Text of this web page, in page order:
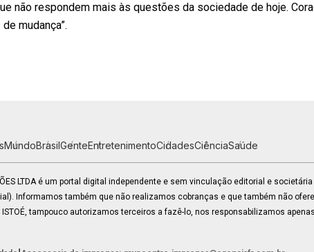
não respondem mais às questões da sociedade de hoje.
mudança”.
MundoBrasilGenteEntretenimentoCidadesCiênciaSaúde
LTDA é um portal digital independente e sem vinculação editorial e societária
Informamos também que não realizamos cobranças e que também não
tampouco autorizamos terceiros a fazê-lo, nos responsabilizamos